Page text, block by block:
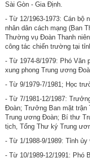
Sài Gòn - Gia Định.
- Từ 12/1963-1973: Cán bộ
nhân dân cách mạng (Ban
Thường vụ Đoàn Thanh
công tác chiến trường tại
- Từ 1974-8/1979: Phó Văn
xung phong Trung ương
- Từ 9/1979-7/1981; Học
- Từ 7/1981-12/1987:
Đoàn; Trưởng Ban mặt trận
Trung ương Đoàn; Bí thư
tịch, Tổng Thư ký Trung
- Từ 1/1988-9/1989: Tỉnh
- Từ 10/1989-12/1991: Phó